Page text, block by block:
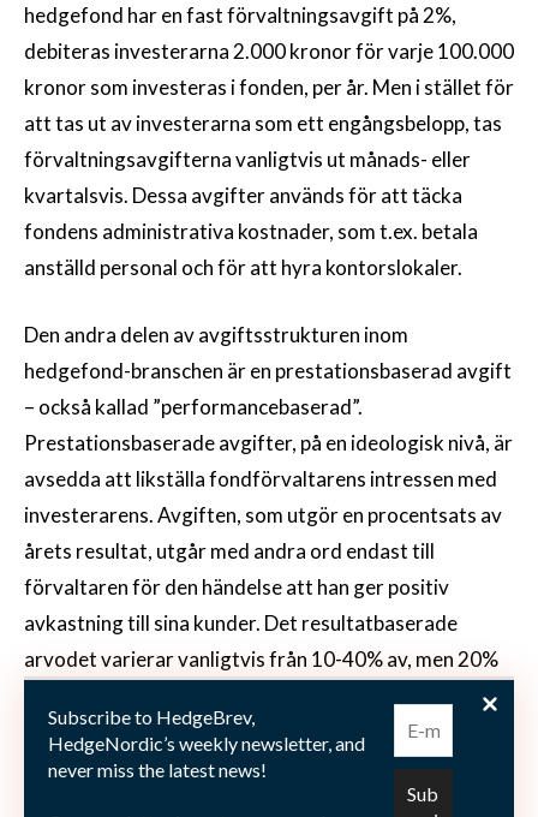
hedgefond har en fast förvaltningsavgift på 2%,
debiteras investerarna 2.000 kronor för varje 100.000
kronor som investeras i fonden, per år. Men i stället för
att tas ut av investerarna som ett engångsbelopp, tas
förvaltningsavgifterna vanligtvis ut månads- eller
kvartalsvis. Dessa avgifter används för att täcka
fondens administrativa kostnader, som t.ex. betala
anställd personal och för att hyra kontorslokaler.
Den andra delen av avgiftsstrukturen inom
hedgefond-branschen är en prestationsbaserad avgift
– också kallad ”performancebaserad”.
Prestationsbaserade avgifter, på en ideologisk nivå, är
avsedda att likställa fondförvaltarens intressen med
investerarens. Avgiften, som utgör en procentsats av
årets resultat, utgår med andra ord endast till
förvaltaren för den händelse att han ger positiv
avkastning till sina kunder. Det resultatbaserade
arvodet varierar vanligtvis från 10-40% av, men 20%
verkar vara den accepterade normen industrin. Ofta
betalas detta ut till anställda och chefer inom
fondbolagen i form av bonus, som ett sätt att belöna
positivt resultat åt sina kunder. Med andra ord, om en
Subscribe to HedgeBrev,
HedgeNordic’s weekly newsletter, and
never miss the latest news!